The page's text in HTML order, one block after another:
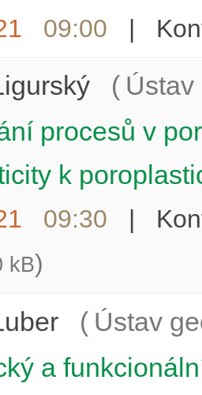
09:00 |
(
procesů v
k
09:30 |
kB)
( Ústav
a